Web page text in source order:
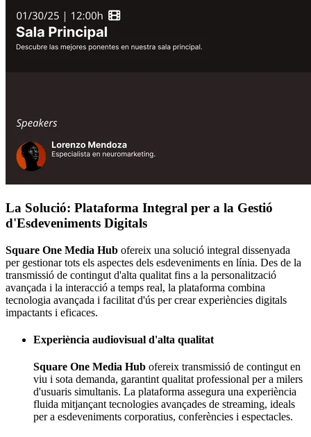
La Solució: Plataforma Integral per a la Gestió
d'Esdeveniments Digitals
Square One Media Hub ofereix una solució integral dissenyada
per gestionar tots els aspectes dels esdeveniments en línia. Des de la
transmissió de contingut d'alta qualitat fins a la personalització
avançada i la interacció a temps real, la plataforma combina
tecnologia avançada i facilitat d'ús per crear experiències digitals
impactants i eficaces.
Experiència audiovisual d'alta qualitat
Square One Media Hub ofereix transmissió de contingut en
viu i sota demanda, garantint qualitat professional per a milers
d'usuaris simultanis. La plataforma assegura una experiència
fluida mitjançant tecnologies avançades de streaming, ideals
per a esdeveniments corporatius, conferències i espectacles.